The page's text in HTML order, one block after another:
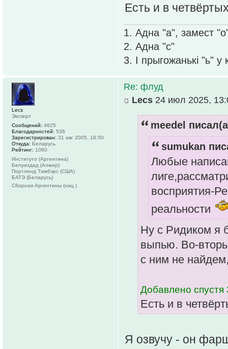
Есть и в
1. Адна "а", замест
2. Адна "с"
3. І прыгожанькі "ь" у
Re: флуд
Lecs 24 июл 2025,
meedel
sumukan
Любые
восприятия-
реальности
Ну с Ридиком я
выпью. Во-
с ним не
Добавлено спустя
Есть и в
Я озвучу - он
Lecs
Эксперт
Сообщений: 4625
Благодарностей: 536
Зарегистрирован: 31 авг 2005, 18:50
Откуда: Беларусь
Рейтинг: 1060
Институто (Аргентина)
Белуиздад (Алжир)
Портленд Тимбэрс (США)
БАТЭ (Беларусь)
Сборная Аргентины (нац.)